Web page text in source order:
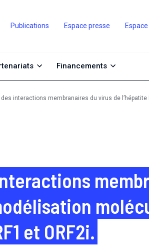
Publications Espace presse
Financements
des interactions membranaires du virus de
et ORF2i.